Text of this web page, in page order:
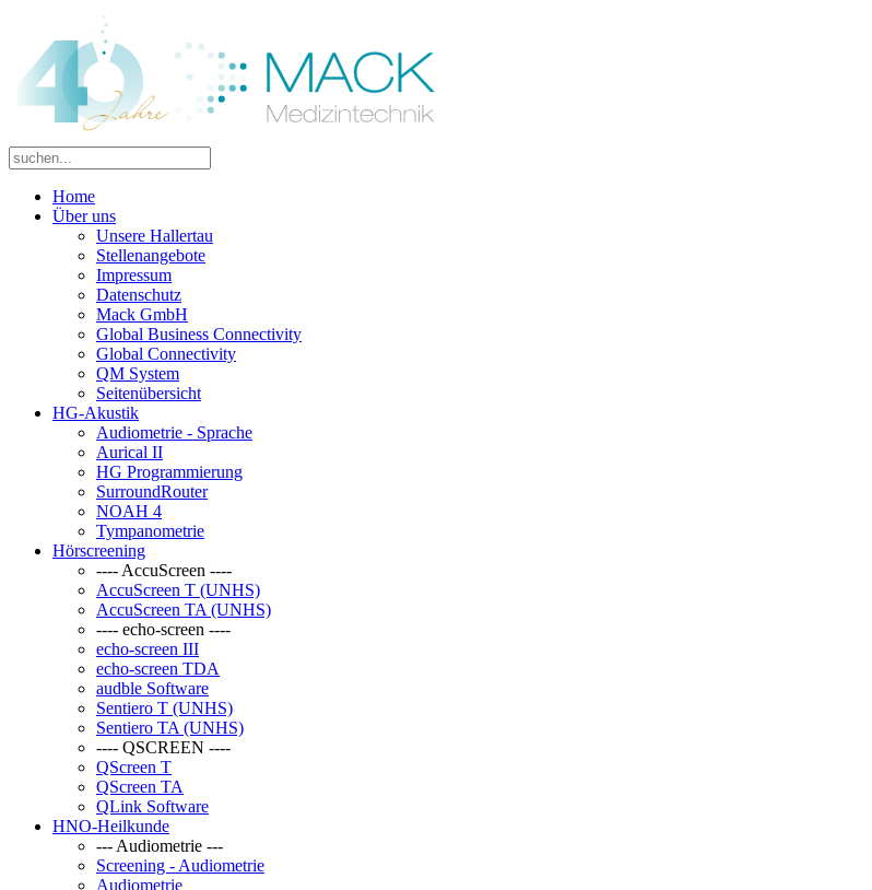
Home
Über uns
Unsere Hallertau
Stellenangebote
Impressum
Datenschutz
Mack GmbH
Global Business Connectivity
Global Connectivity
QM System
Seitenübersicht
HG-Akustik
Audiometrie - Sprache
Aurical II
HG Programmierung
SurroundRouter
NOAH 4
Tympanometrie
Hörscreening
---- AccuScreen ----
AccuScreen T (UNHS)
AccuScreen TA (UNHS)
---- echo-screen ----
echo-screen III
echo-screen TDA
audble Software
Sentiero T (UNHS)
Sentiero TA (UNHS)
---- QSCREEN ----
QScreen T
QScreen TA
QLink Software
HNO-Heilkunde
--- Audiometrie ---
Screening - Audiometrie
Audiometrie